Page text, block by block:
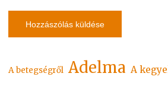
A betegségről Adelma A